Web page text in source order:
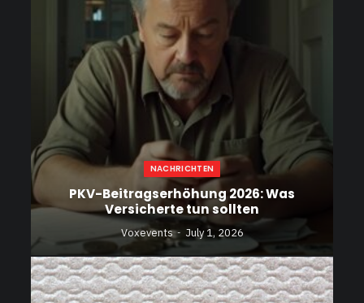
NACHRICHTEN
PKV-Beitragserhöhung 2026: Was
Versicherte tun sollten
Voxevents July 1, 2026